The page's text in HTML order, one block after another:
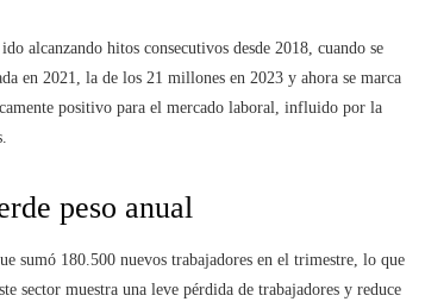
alcanzando hitos consecutivos desde 2018, cuando se
en 2021, la de los 21 millones en 2023 y ahora se marca
positivo para el mercado laboral, influido por la
peso anual
sumó 180.500 nuevos trabajadores en el trimestre, lo que
sector muestra una leve pérdida de trabajadores y reduce